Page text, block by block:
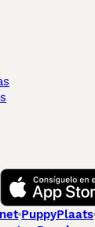
PuppyPlaats